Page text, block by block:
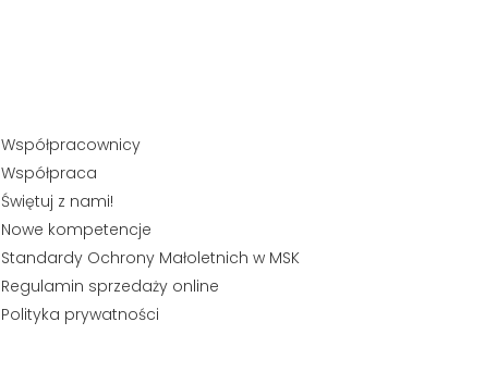
Współpracownicy
Współpraca
Świętuj z nami!
Nowe kompetencje
Standardy Ochrony Małoletnich w MSK
Regulamin sprzedaży online
Polityka prywatności